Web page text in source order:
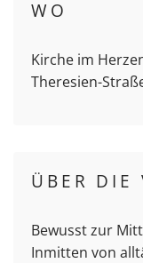
WO
Kirche im
Theresien-
ÜBER DIE
Bewusst zur
Inmitten von